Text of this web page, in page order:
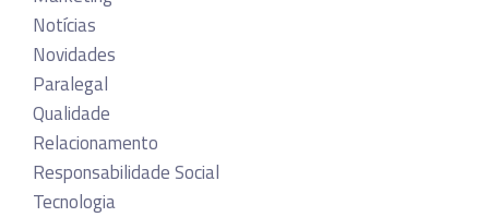
Notícias
Novidades
Paralegal
Qualidade
Relacionamento
Responsabilidade Social
Tecnologia